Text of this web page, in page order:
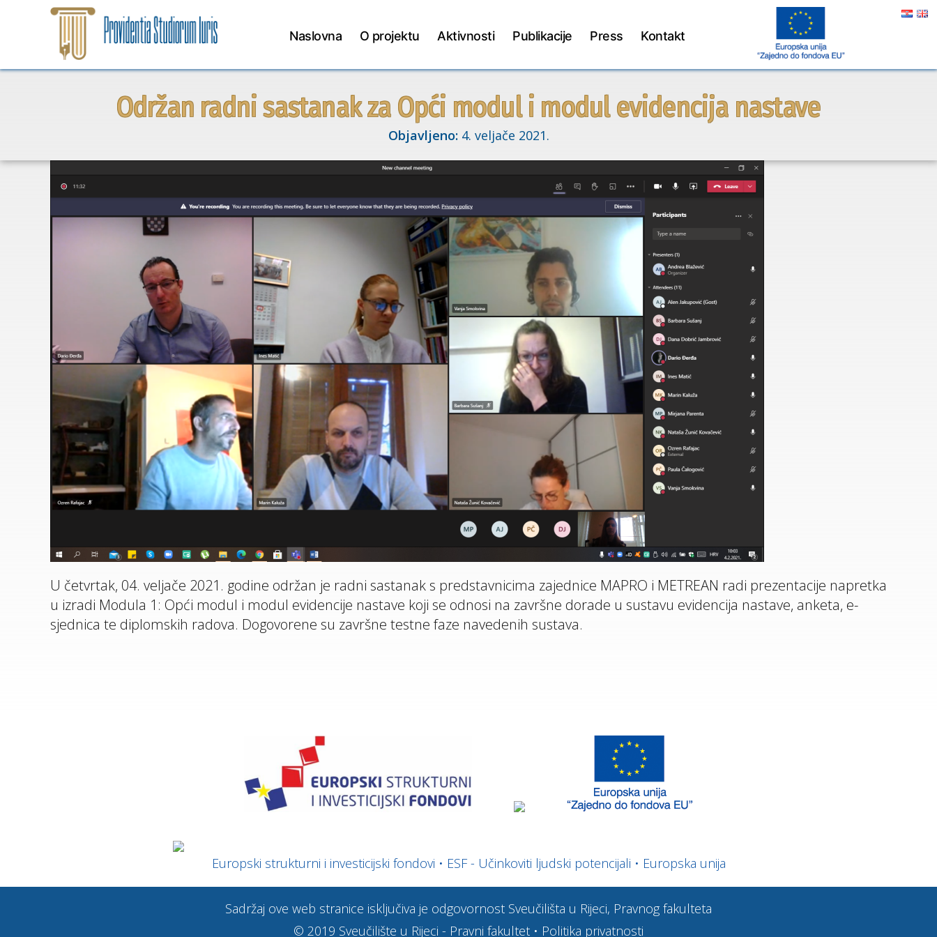
Preskoči
sadržaj
Naslovna O projektu Aktivnosti Publikacije Press Kontakt
Održan radni sastanak za Opći modul i modul evidencija nastave
Objavljeno:4. veljače 2021.
U četvrtak, 04. veljače 2021. godine održan je radni sastanak s predstavnicima zajednice MAPRO i METREAN radi prezentacije napretka
u izradi Modula 1: Opći modul i modul evidencije nastave koji se odnosi na završne dorade u sustavu evidencija nastave, anketa, e-
sjednica te diplomskih radova. Dogovorene su završne testne faze navedenih sustava.
Europski strukturni i investicijski fondovi • ESF - Učinkoviti ljudski potencijali • Europska unija
Sadržaj ove web stranice isključiva je odgovornost Sveučilišta u Rijeci, Pravnog fakulteta
© 2019 Sveučilište u Rijeci - Pravni fakultet • Politika privatnosti